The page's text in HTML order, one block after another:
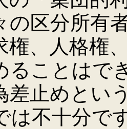
の区分所有
権、人格権
ることはで
差止めとい
は不十分で